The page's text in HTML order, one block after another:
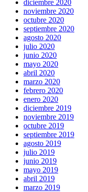
diciembre 2020
noviembre 2020
octubre 2020
septiembre 2020
agosto 2020
julio 2020
junio 2020
mayo 2020
abril 2020
marzo 2020
febrero 2020
enero 2020
diciembre 2019
noviembre 2019
octubre 2019
septiembre 2019
agosto 2019
julio 2019
junio 2019
mayo 2019
abril 2019
marzo 2019